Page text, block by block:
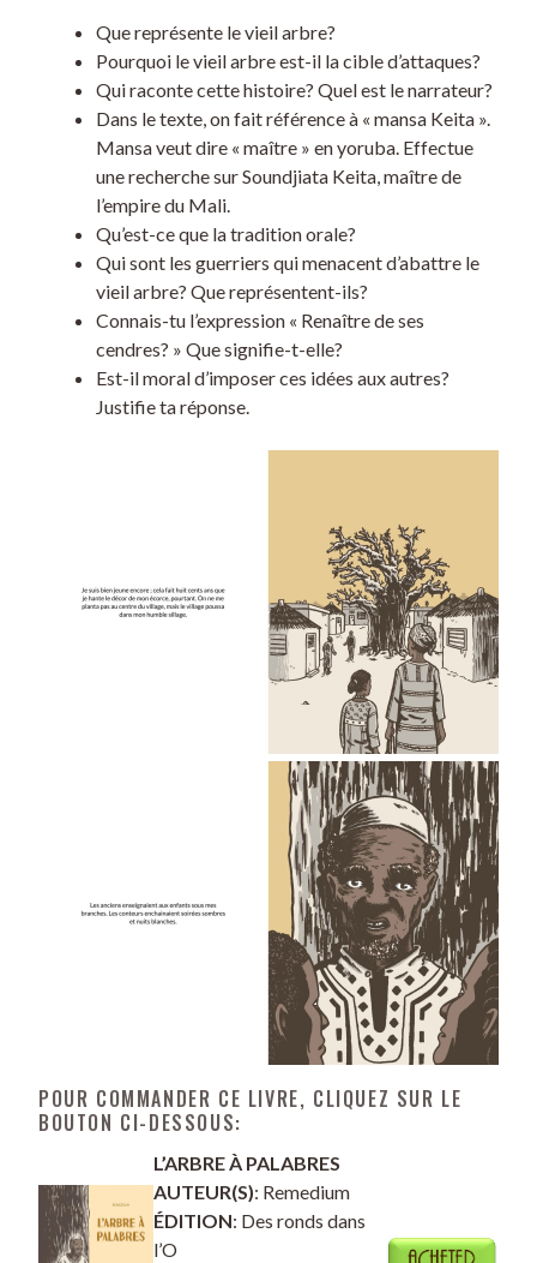
Que représente le vieil arbre?
Pourquoi le vieil arbre est-il la cible d’attaques?
Qui raconte cette histoire? Quel est le narrateur?
Dans le texte, on fait référence à « mansa Keita ».
Mansa veut dire « maître » en yoruba. Effectue
une recherche sur Soundjiata Keita, maître de
l’empire du Mali.
Qu’est-ce que la tradition orale?
Qui sont les guerriers qui menacent d’abattre le
vieil arbre? Que représentent-ils?
Connais-tu l’expression « Renaître de ses
cendres? » Que signifie-t-elle?
Est-il moral d’imposer ces idées aux autres?
Justifie ta réponse.
POUR COMMANDER CE LIVRE, CLIQUEZ SUR LE
BOUTON CI-DESSOUS:
L’ARBRE À PALABRES
AUTEUR(S): Remedium
ÉDITION: Des ronds dans
l’O